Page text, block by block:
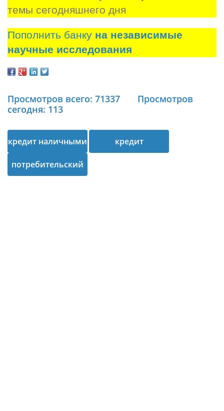
темы сегодняшнего дня
Пополнить банку на независимые
научные исследования
Просмотров всего: 71337
Просмотров
сегодня: 113
кредит наличными кредит
потребительский